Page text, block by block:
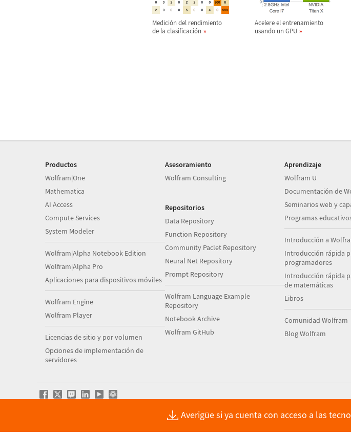
Medición del rendimiento
de la clasificación
Acelere el entrenamiento
usando un GPU
Productos
Wolfram|One
Mathematica
AI Access
Compute Services
System Modeler
Wolfram|Alpha Notebook Edition
Wolfram|Alpha Pro
Aplicaciones para dispositivos móviles
Wolfram Engine
Wolfram Player
Licencias de sitio y por volumen
Opciones de implementación de
servidores
Asesoramiento
Wolfram Consulting
Repositorios
Data Repository
Function Repository
Community Paclet Repository
Neural Net Repository
Prompt Repository
Wolfram Language Example
Repository
Notebook Archive
Wolfram GitHub
Aprendizaje
Wolfram U
Documentación de
Seminarios web y
Programas
Introducción a
Introducción rápida
programadores
Introducción rápida
de matemáticas
Libros
Comunidad Wolfram
Blog Wolfram
Averigüe si ya cuenta con acceso a las